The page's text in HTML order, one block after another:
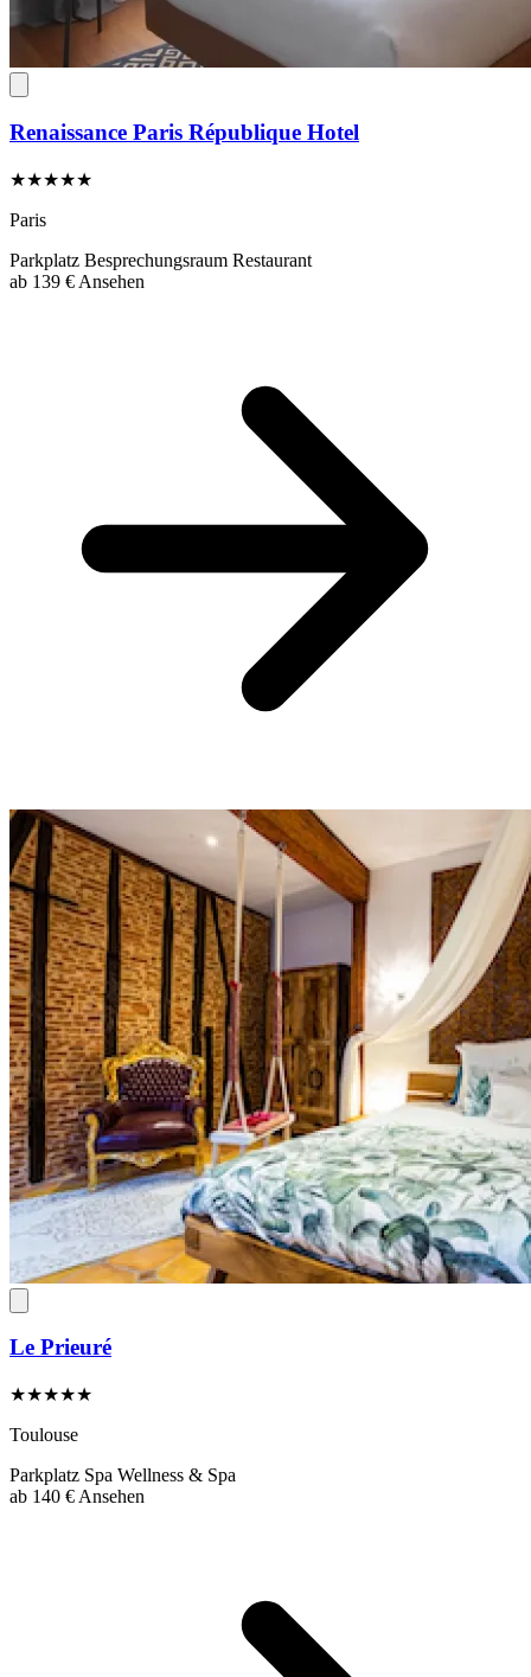
Renaissance Paris République Hotel
★★★★★
Paris
Parkplatz Besprechungsraum Restaurant
ab 139 € Ansehen
Le Prieuré
★★★★★
Toulouse
Parkplatz Spa Wellness & Spa
ab 140 € Ansehen